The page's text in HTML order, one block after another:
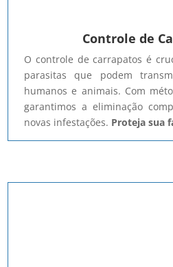
Controle de
O controle de carrapatos é
parasitas que podem
humanos e animais. Com
garantimos a eliminação
novas infestações. Proteja sua